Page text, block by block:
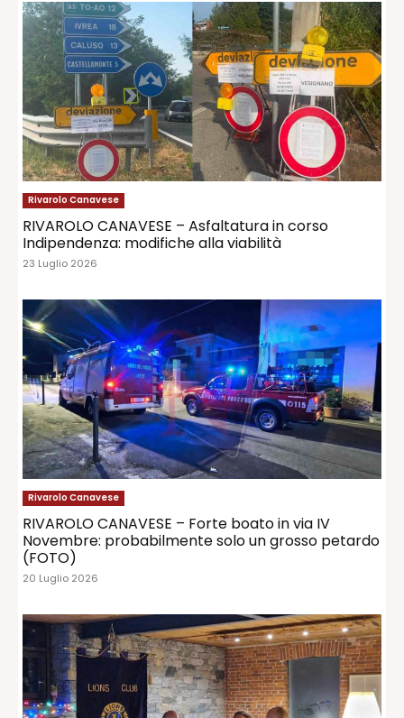
Rivarolo Canavese
RIVAROLO CANAVESE – Asfaltatura in corso
Indipendenza: modifiche alla viabilità
23 Luglio 2026
Rivarolo Canavese
RIVAROLO CANAVESE – Forte boato in via IV
Novembre: probabilmente solo un grosso petardo
(FOTO)
20 Luglio 2026